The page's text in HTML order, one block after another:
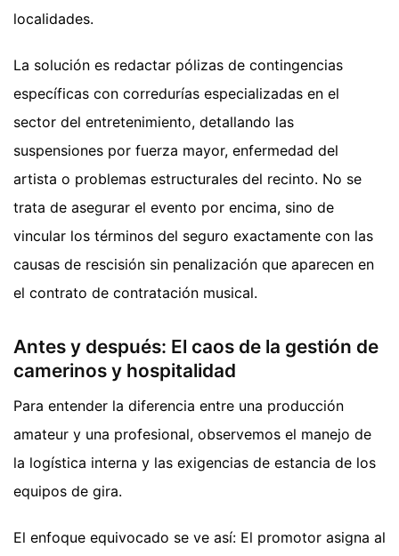
localidades.
La solución es redactar pólizas de contingencias
específicas con corredurías especializadas en el
sector del entretenimiento, detallando las
suspensiones por fuerza mayor, enfermedad del
artista o problemas estructurales del recinto. No se
trata de asegurar el evento por encima, sino de
vincular los términos del seguro exactamente con las
causas de rescisión sin penalización que aparecen en
el contrato de contratación musical.
Antes y después: El caos de la gestión de
camerinos y hospitalidad
Para entender la diferencia entre una producción
amateur y una profesional, observemos el manejo de
la logística interna y las exigencias de estancia de los
equipos de gira.
El enfoque equivocado se ve así: El promotor asigna al